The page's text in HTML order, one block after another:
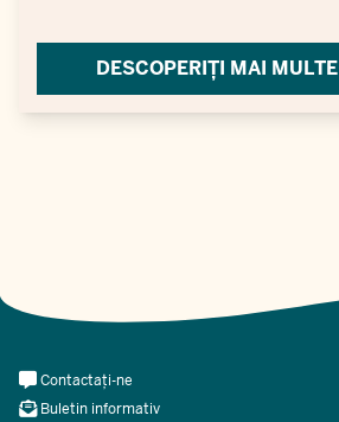
DESCOPERIȚI MAI MULTE
Meta
Navi
Contactați-ne
Buletin informativ